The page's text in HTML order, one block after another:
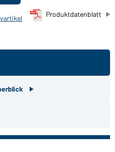
Produktdatenblatt